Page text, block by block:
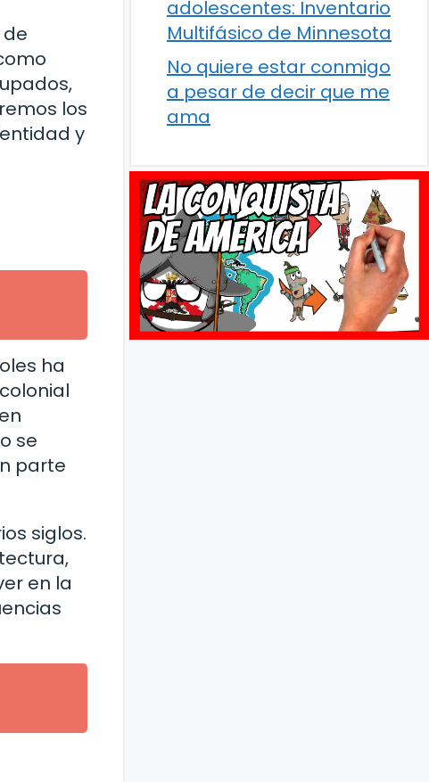
los
y
ha
se
parte
siglos.
en la
adolescentes: Inventario
Multifásico de Minnesota
No quiere estar conmigo
a pesar de decir que me
ama